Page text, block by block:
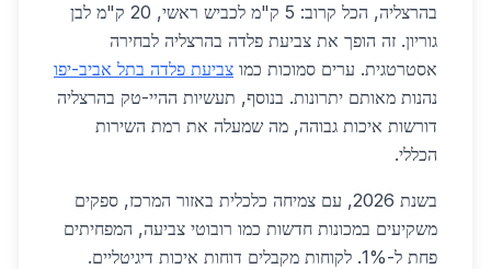
בהרצליה, הכל קרוב: 5 ק"מ לכביש ראשי, 20 ק"מ לבן
גוריון. זה הופך את צביעת פלדה בהרצליה לבחירה
אסטרטגית. ערים סמוכות כמו צביעת פלדה בתל אביב-יפו
נהנות מאותם יתרונות. בנוסף, תעשיות ההיי-טק בהרצליה
דורשות איכות גבוהה, מה שמעלה את רמת השירות
הכללי.
בשנת 2026, עם צמיחה כלכלית באזור המרכז, ספקים
משקיעים במכונות חדשות כמו רובוטי צביעה, המפחיתים
פחת ל-1%. לקוחות מקבלים דוחות איכות דיגיטליים.